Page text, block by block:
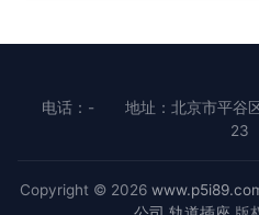
电话：-
地址：北京市平谷
23
Copyright © 2026